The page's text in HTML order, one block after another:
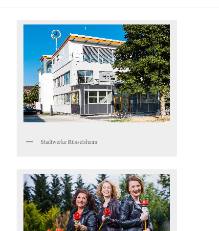
Stadtwerke Rüsselsheim